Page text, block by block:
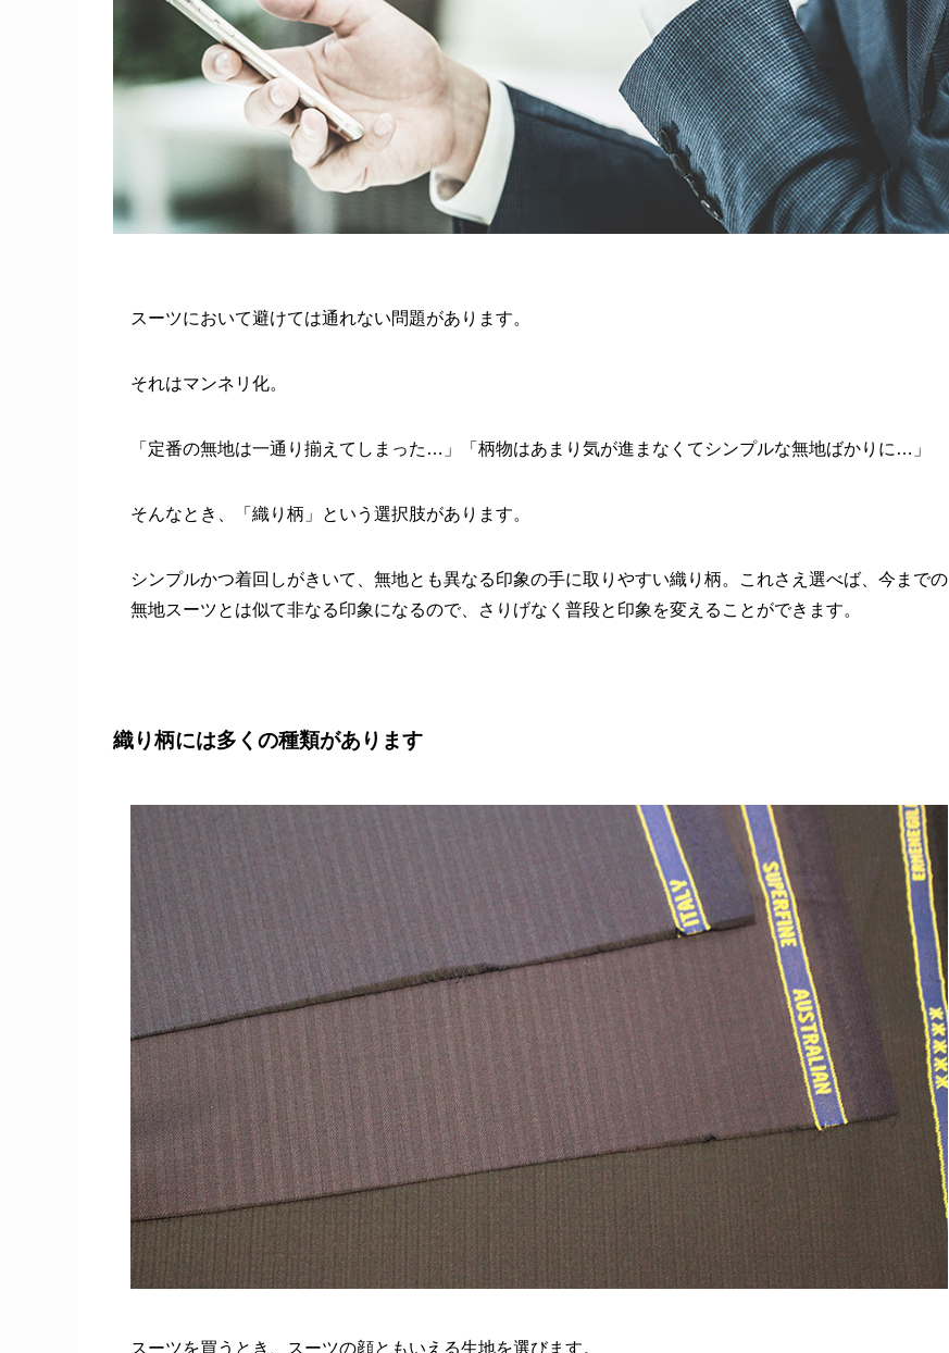
スーツにおいて避けては通れない問題があります。
それはマンネリ化。
「定番の無地は一通り揃えてしまった…」「柄物はあまり気が進まなくてシンプルな無地ばかりに…」
そんなとき、「織り柄」という選択肢があります。
シンプルかつ着回しがきいて、無地とも異なる印象の手に取りやすい織り柄。これさえ選べば、今までの
無地スーツとは似て非なる印象になるので、さりげなく普段と印象を変えることができます。
織り柄には多くの種類があります
スーツを買うとき、スーツの顔ともいえる生地を選びます。